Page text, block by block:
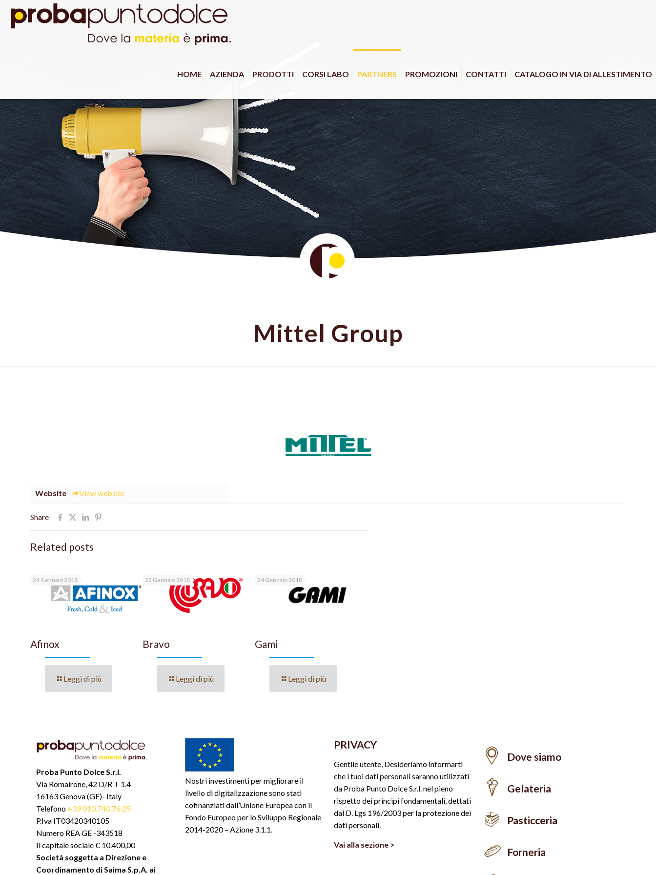
HOME AZIENDA PRODOTTI CORSI LABO PARTNERS PROMOZIONI CONTATTI CATALOGO IN VIA DI ALLESTIMENTO
Mittel Group
Website View website
Share
Related posts
24 Gennaio 2018
Afinox
Leggi di più
23 Gennaio 2018
Bravo
Leggi di più
24 Gennaio 2018
Gami
Leggi di più
Proba Punto Dolce S.r.l.
Via Romairone, 42 D/R T 1.4
16163 Genova (GE)- Italy
Telefono +39 010.740.76.25
P.Iva IT03420340105
Numero REA GE -343518
Il capitale sociale € 10.400,00
Società soggetta a Direzione e
Coordinamento di Saima S.p.A. ai
Nostri investimenti per migliorare il
livello di digitalizzazione sono stati
cofinanziati dall’Unione Europea con il
Fondo Europeo per lo Sviluppo Regionale
2014-2020 – Azione 3.1.1.
PRIVACY
Gentile utente, Desideriamo informarti
che i tuoi dati personali saranno utilizzati
da Proba Punto Dolce S.r.l. nel pieno
rispetto dei principi fondamentali, dettati
dal D. Lgs 196/2003 per la protezione dei
dati personali.
Vai alla sezione >
Dove siamo
Gelateria
Pasticceria
Forneria